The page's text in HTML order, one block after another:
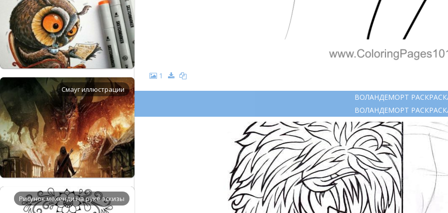
Смауг иллюстрации
Рисунок мехенди на руке эскизы
1
ВОЛАНДЕМОРТ
ВОЛАНДЕМОРТ